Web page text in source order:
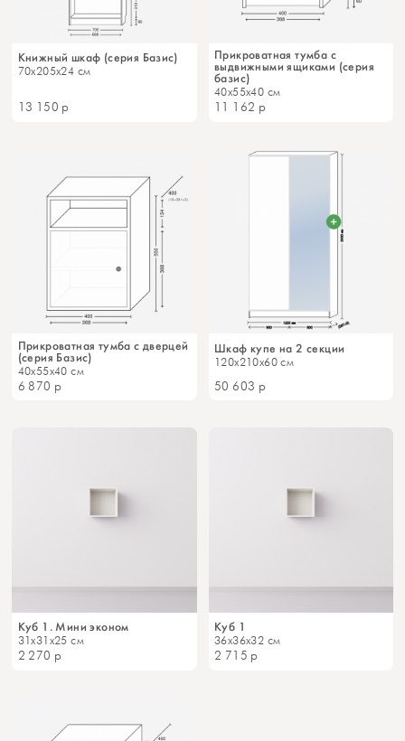
Книжный шкаф (серия Базис)
70x205x24 см
13 150 р
Прикроватная тумба с
выдвижными ящиками (серия
базис)
40x55x40 см
11 162 р
Прикроватная тумба с дверцей
(серия Базис)
40x55x40 см
6 870 р
Шкаф купе на 2 секции
120x210x60 см
50 603 р
Куб 1. Мини эконом
31x31x25 см
2 270 р
Куб 1
36x36x32 см
2 715 р